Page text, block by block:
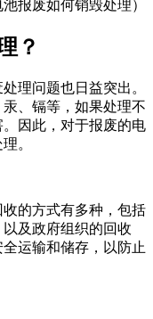
？
理问题也日益突出。
、镉等，如果处理不
因此，对于报废的电
。
的方式有多种，包括
及政府组织的回收
运输和储存，以防止